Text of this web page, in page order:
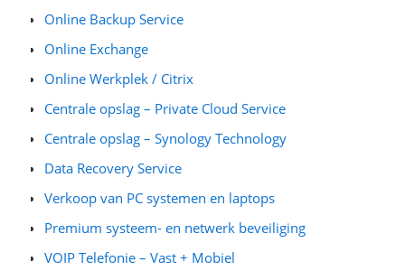
Online Backup Service
Online Exchange
Online Werkplek / Citrix
Centrale opslag – Private Cloud Service
Centrale opslag – Synology Technology
Data Recovery Service
Verkoop van PC systemen en laptops
Premium systeem- en netwerk beveiliging
VOIP Telefonie – Vast + Mobiel